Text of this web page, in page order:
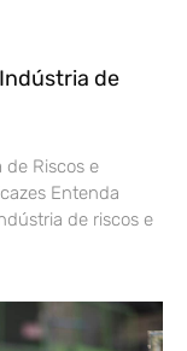
de
de Riscos e
Entenda
de riscos e